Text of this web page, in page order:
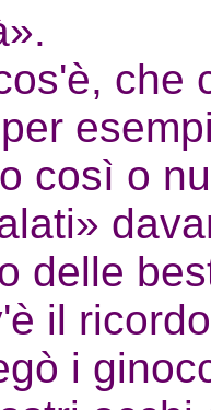
che
così o
delle
il
i